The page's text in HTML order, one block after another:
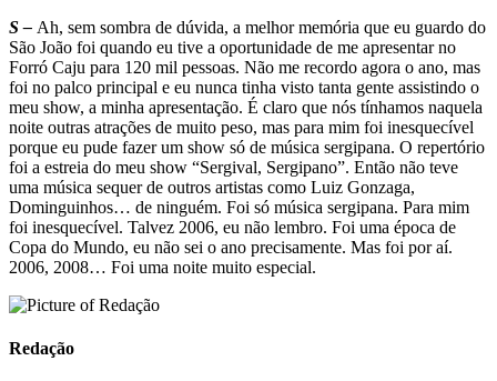
S – Ah, sem sombra de dúvida, a melhor memória que eu guardo do
São João foi quando eu tive a oportunidade de me apresentar no
Forró Caju para 120 mil pessoas. Não me recordo agora o ano, mas
foi no palco principal e eu nunca tinha visto tanta gente assistindo o
meu show, a minha apresentação. É claro que nós tínhamos naquela
noite outras atrações de muito peso, mas para mim foi inesquecível
porque eu pude fazer um show só de música sergipana. O repertório
foi a estreia do meu show “Sergival, Sergipano”. Então não teve
uma música sequer de outros artistas como Luiz Gonzaga,
Dominguinhos… de ninguém. Foi só música sergipana. Para mim
foi inesquecível. Talvez 2006, eu não lembro. Foi uma época de
Copa do Mundo, eu não sei o ano precisamente. Mas foi por aí.
2006, 2008… Foi uma noite muito especial.
Redação